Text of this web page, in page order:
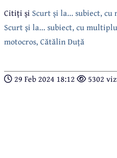
Citiți și Scurt și la... subiect,
Scurt și la... subiect, cu
motocros, Cătălin Duță
29 Feb 2024 18:12 5302